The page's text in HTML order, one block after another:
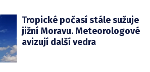
Tropické počasí stále sužuje
jižní Moravu. Meteorologové
avizují další vedra